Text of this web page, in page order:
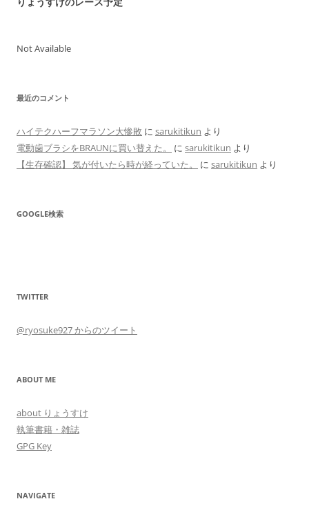
Not Available
最近のコメント
ハイテクハーフマラソン大惨敗 に sarukitikun より
電動歯ブラシをBRAUNに買い替えた。
に sarukitikun より
【生存確認】 気が付いたら時が経っていた。
に sarukitikun より
GOOGLE検索
TWITTER
@ryosuke927 からのツイート
ABOUT ME
about りょうすけ
執筆書籍・雑誌
GPG Key
NAVIGATE